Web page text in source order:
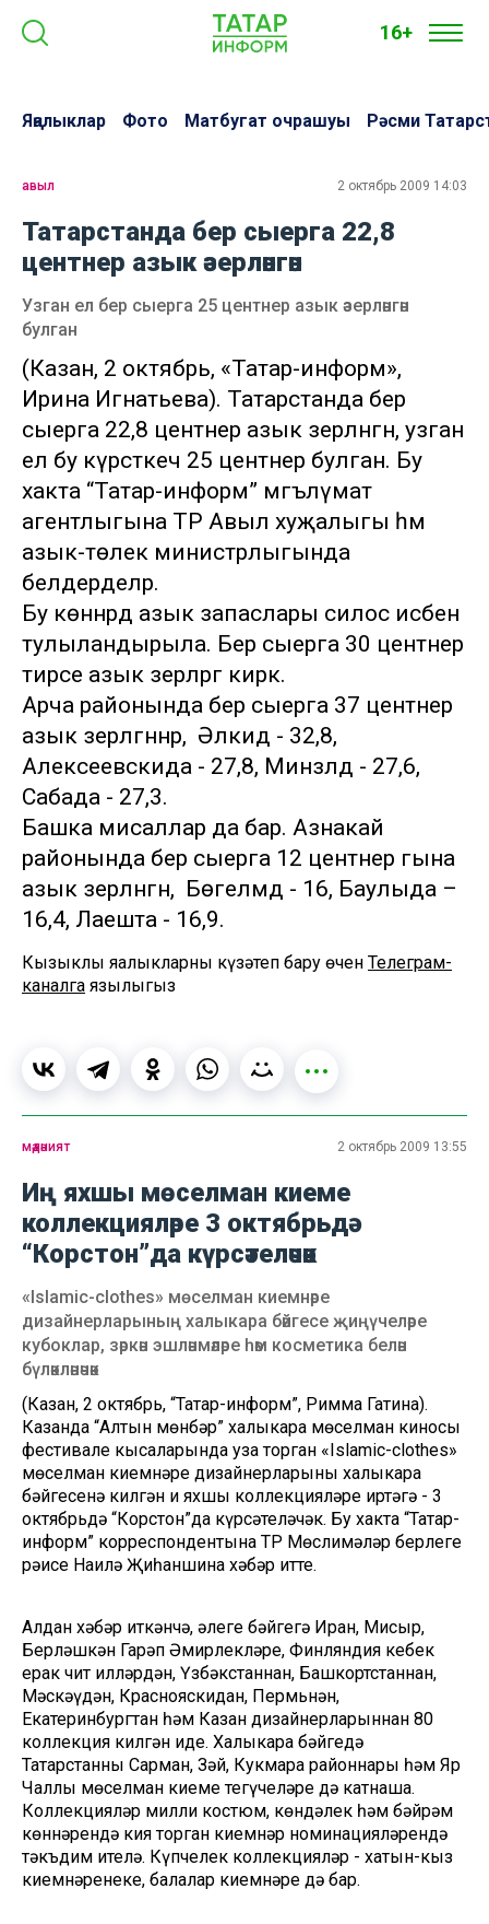
16+
Яңалыклар Фото Матбугат очрашуы Рәсми
авыл 2 октябрь 2009 14:03
Татарстанда бер сыерга 22,8
центнер азык әзерләнгән
Узган ел бер сыерга 25 центнер азык әзерләнгән
булган
(Казан, 2 октябрь, «Татар-информ»,
Ирина Игнатьева). Татарстанда бер
сыерга 22,8 центнер азык әзерләнгән, узган
ел бу күрсәткеч 25 центнер булган. Бу
хакта “Татар-информ” мәгълүмат
агентлыгына ТР Авыл хуҗалыгы һәм
азык-төлек министрлыгында
белдерделәр.
Бу көннәрдә азык запаслары силос исәбенә
тулыландырыла. Бер сыерга 30 центнер
тирәсе азык әзерләргә кирәк.
Арча районында бер сыерга 37 центнер
азык әзерләгәннәр, ә Әлкидә - 32,8,
Алексеевскида - 27,8, Минзәләдә - 27,6,
Сабада - 27,3.
Башка мисаллар да бар. Азнакай
районында бер сыерга 12 центнер гына
азык әзерләнгән, ә Бөгелмәдә - 16, Баулыда –
16,4, Лаешта - 16,9.
Кызыклы яңалыкларны күзәтеп бару өчен Телеграм-
каналга язылыгыз
мәдәният 2 октябрь 2009 13:55
Иң яхшы мөселман киеме
коллекцияләре 3 октябрьдә
“Корстон”да күрсәтеләчәк
«Islamic-clothes» мөселман киемнәре
дизайнерларының халыкара бәйгесе җиңүчеләре
кубоклар, зәркән эшләнмәләре һәм косметика белән
бүләкләнәчәк
(Казан, 2 октябрь, “Татар-информ”, Римма Гатина).
Казанда “Алтын мөнбәр” халыкара мөселман киносы
фестивале кысаларында уза торган «Islamic-clothes»
мөселман киемнәре дизайнерларының халыкара
бәйгесенә килгән иң яхшы коллекцияләре иртәгә - 3
октябрьдә “Корстон”да күрсәтеләчәк. Бу хакта “Татар-
информ” корреспондентына ТР Мөслимәләр берлеге
рәисе Наилә Җиһаншина хәбәр итте.
Алдан хәбәр иткәнчә, әлеге бәйгегә Иран, Мисыр,
Берләшкән Гарәп Әмирлекләре, Финляндия кебек
ерак чит илләрдән, Үзбәкстаннан, Башкортстаннан,
Мәскәүдән, Краснояскидан, Пермьнән,
Екатеринбургтан һәм Казан дизайнерларыннан 80
коллекция килгән иде. Халыкара бәйгедә
Татарстанның Сарман, Зәй, Кукмара районнары һәм Яр
Чаллы мөселман киеме тегүчеләре дә катнаша.
Коллекцияләр милли костюм, көндәлек һәм бәйрәм
көннәрендә кия торган киемнәр номинацияләрендә
тәкъдим ителә. Күпчелек коллекцияләр - хатын-кыз
киемнәренеке, балалар киемнәре дә бар.